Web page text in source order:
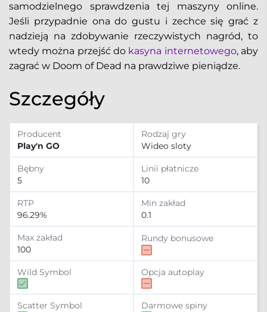
samodzielnego sprawdzenia tej maszyny online.
Jeśli przypadnie ona do gustu i zechce się grać z
nadzieją na zdobywanie rzeczywistych nagród, to
wtedy można przejść do kasyna internetowego, aby
zagrać w Doom of Dead na prawdziwe pieniądze.
Szczegóły
Producent
Play'n GO
Rodzaj gry
Wideo sloty
Bębny
5
Linii płatnicze
10
RTP
96.29%
Min zakład
0.1
Max zakład
100
Rundy bonusowe
Wild Symbol Opcja autoplay
Scatter Symbol Darmowe spiny